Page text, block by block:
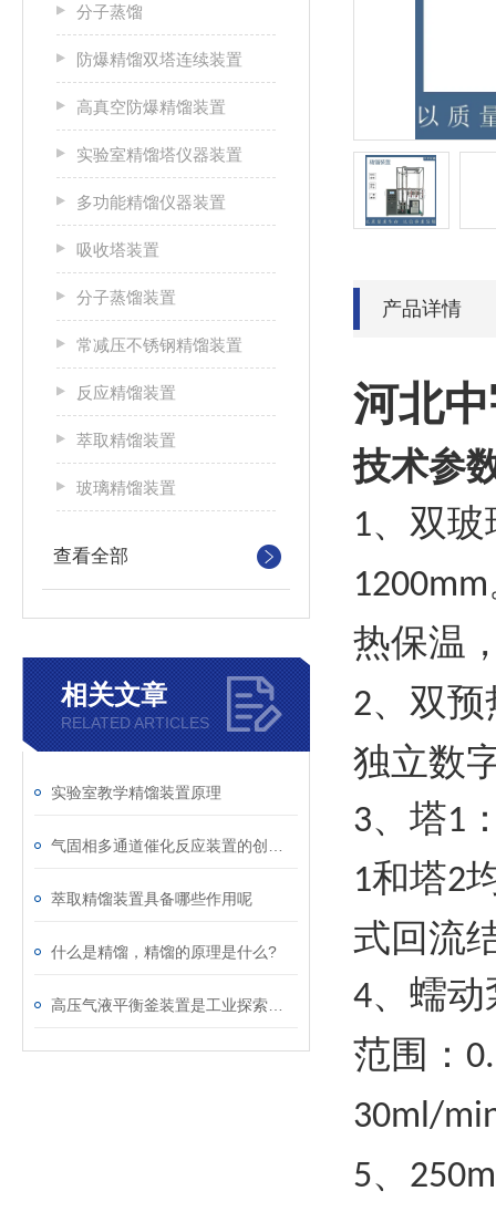
分子蒸馏
防爆精馏双塔连续装置
高真空防爆精馏装置
实验室精馏塔仪器装置
多功能精馏仪器装置
吸收塔装置
分子蒸馏装置
常减压不锈钢精馏装置
反应精馏装置
萃取精馏装置
玻璃精馏装置
查看全部
相关文章
RELATED ARTICLES
实验室教学精馏装置原理
萃取精馏装置具备哪些作用呢
什么是精馏，精馏的原理是什么?
产品详情
河北
技术参
1、双
1200mm
热保温
2、双
独立数
3、塔1
1和塔2
式回流
4、蠕动
范围：
30ml/
5、